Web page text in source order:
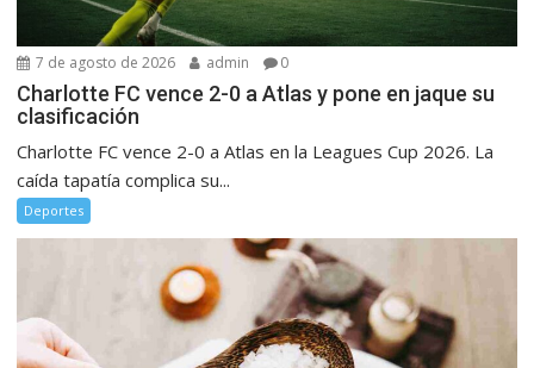
7 de agosto de 2026 admin 0
Charlotte FC vence 2-0 a Atlas y pone en jaque su
clasificación
Charlotte FC vence 2-0 a Atlas en la Leagues Cup 2026. La
caída tapatía complica su...
Deportes